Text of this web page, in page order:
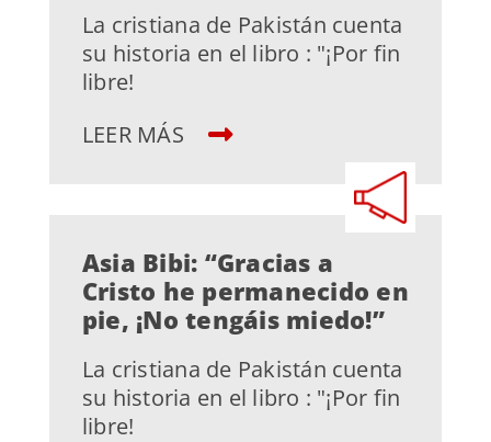
La cristiana de Pakistán cuenta
su historia en el libro : "¡Por fin
libre!
LEER MÁS
Asia Bibi: “Gracias a
Cristo he permanecido en
pie, ¡No tengáis miedo!”
La cristiana de Pakistán cuenta
su historia en el libro : "¡Por fin
libre!